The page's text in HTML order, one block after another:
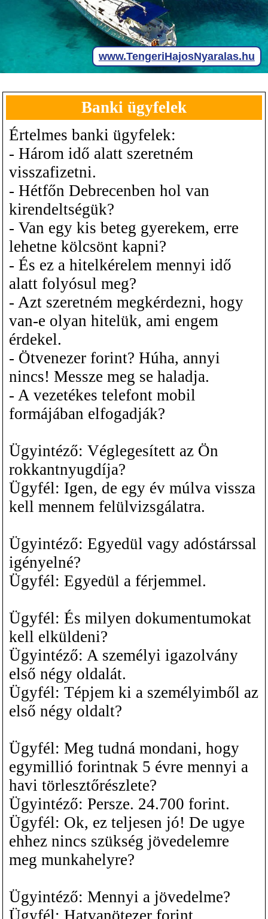
Banki ügyfelek
Értelmes banki ügyfelek:
- Három idő alatt szeretném
visszafizetni.
- Hétfőn Debrecenben hol van
kirendeltségük?
- Van egy kis beteg gyerekem, erre
lehetne kölcsönt kapni?
- És ez a hitelkérelem mennyi idő
alatt folyósul meg?
- Azt szeretném megkérdezni, hogy
van-e olyan hitelük, ami engem
érdekel.
- Ötvenezer forint? Húha, annyi
nincs! Messze meg se haladja.
- A vezetékes telefont mobil
formájában elfogadják?
Ügyintéző: Véglegesített az Ön
rokkantnyugdíja?
Ügyfél: Igen, de egy év múlva vissza
kell mennem felülvizsgálatra.
Ügyintéző: Egyedül vagy adóstárssal
igényelné?
Ügyfél: Egyedül a férjemmel.
Ügyfél: És milyen dokumentumokat
kell elküldeni?
Ügyintéző: A személyi igazolvány
első négy oldalát.
Ügyfél: Tépjem ki a személyimből az
első négy oldalt?
Ügyfél: Meg tudná mondani, hogy
egymillió forintnak 5 évre mennyi a
havi törlesztőrészlete?
Ügyintéző: Persze. 24.700 forint.
Ügyfél: Ok, ez teljesen jó! De ugye
ehhez nincs szükség jövedelemre
meg munkahelyre?
Ügyintéző: Mennyi a jövedelme?